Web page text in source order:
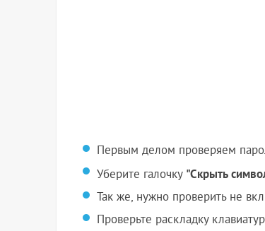
Первым делом проверяем
Уберите галочку "Скрыть
Так же, нужно проверить не
Проверьте раскладку